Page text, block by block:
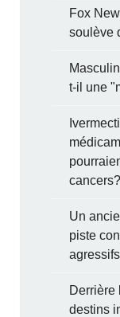
Fox
soulève
t-il une
cancers?
Un
piste
agressifs
Derrière
destins